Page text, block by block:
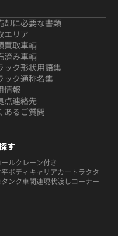
却に必要な書類
エリア
買取車輌
済み車輌
ック形状用語集
ック通称名集
情報
点連絡先
あるご質問
す
ルクレーン付き
平ボディ キャリアカー トラクタ
タンク車関連現状渡しコーナー